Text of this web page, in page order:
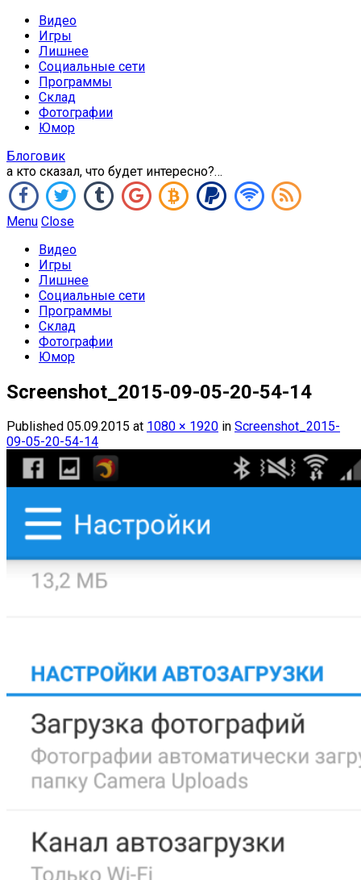
Видео
Игры
Лишнее
Социальные сети
Программы
Склад
Фотографии
Юмор
Блоговик
а кто сказал, что будет интересно?…
Menu Close
Видео
Игры
Лишнее
Социальные сети
Программы
Склад
Фотографии
Юмор
Screenshot_2015-09-05-20-54-14
Published 05.09.2015 at 1080 × 1920 in Screenshot_2015-
09-05-20-54-14